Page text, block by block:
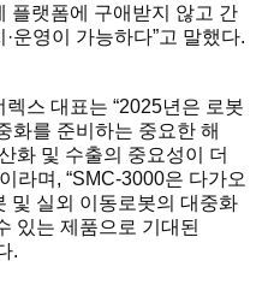
플랫폼에 구애받지 않고 간
운영이 가능하다”고 말했다.
렉스 대표는 “2025년은 로봇
화를 준비하는 중요한 해
화 및 수출의 중요성이 더
라며, “SMC-3000은 다가오
및 실외 이동로봇의 대중화
있는 제품으로 기대된
.